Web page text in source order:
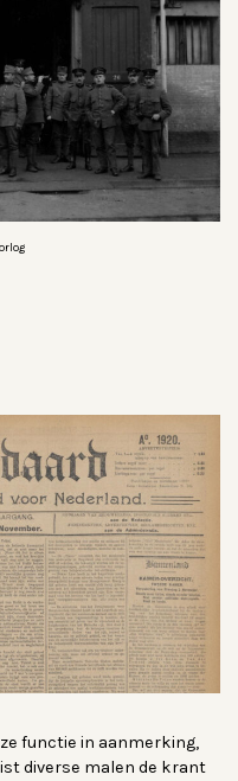
functie in aanmerking,
diverse malen de krant